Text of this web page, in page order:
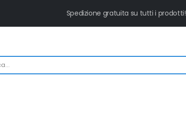
Spedizione gratuita su tutti i prodotti!